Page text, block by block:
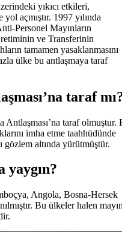
yıkıcı etkileri,
açmıştır. 1997 yılında
Personel Mayınların
ve Transferinin
tamamen yasaklanmasını
ülke bu antlaşmaya taraf
taraf
taraf olmuştur.
imha etme taahhüdünde
gözlem altında yürütmüştür.
yaygın?
Angola, Bosna-Hersek
Bu ülkeler halen